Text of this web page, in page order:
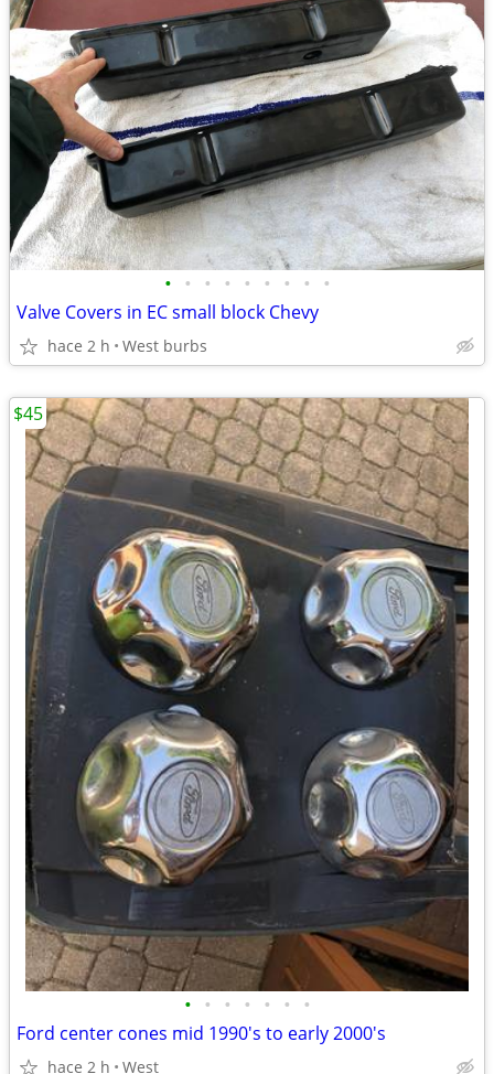
• • • • • • • • •
Valve Covers in EC small block Chevy
hace 2 h West burbs
• • • • • • •
Ford center cones mid 1990's to early 2000's
hace 2 h West
$45